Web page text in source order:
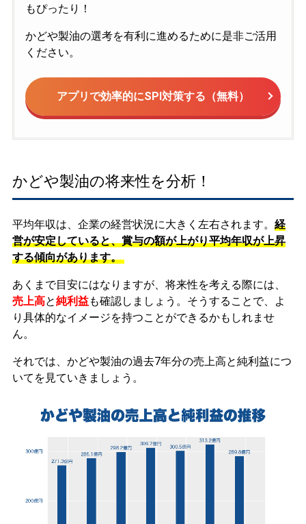
もぴったり！
かどや製油の選考を有利に進めるために是非ご活用
ください。
アプリで効率的にSPI対策する（無料）
かどや製油の将来性を分析！
平均年収は、企業の経営状況に大きく左右されます。 経
営が安定していると、賞与の額が上がり平均年収が上昇
する傾向があります。
あくまで目安にはなりますが、将来性を考える際には、
売上高と純利益も確認しましょう。そうすることで、よ
り具体的なイメージを持つことができるかもしれませ
ん。
それでは、かどや製油の過去7年分の売上高と純利益につ
いてを見ていきましょう。